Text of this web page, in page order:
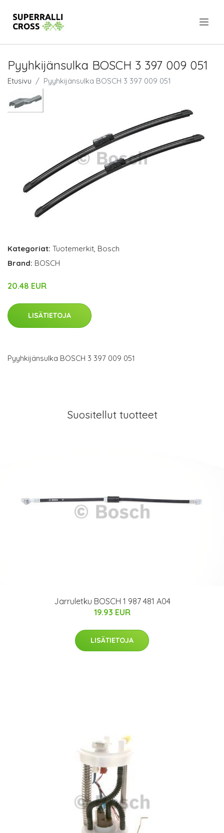
Pyyhkijänsulka BOSCH 3 397 009 051
Etusivu Pyyhkijänsulka BOSCH 3 397 009 051
Kategoriat: Tuotemerkit, Bosch
Brand: BOSCH
20.48 EUR
LISÄTIETOJA
Pyyhkijänsulka BOSCH 3 397 009 051
Suositellut tuotteet
Jarruletku BOSCH 1 987 481 A04
19.93 EUR
LISÄTIETOJA